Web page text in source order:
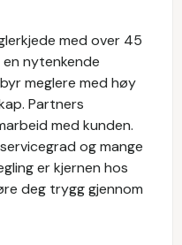
med over 45
nytenkende
meglere med høy
Partners
med kunden.
og mange
er kjernen hos
deg trygg gjennom